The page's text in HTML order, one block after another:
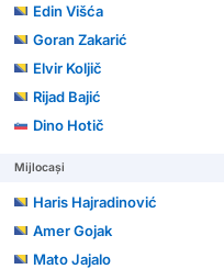
Edin Višća
Goran Zakarić
Elvir Koljič
Rijad Bajić
Dino Hotič
Mijlocași
Haris Hajradinović
Amer Gojak
Mato Jajalo